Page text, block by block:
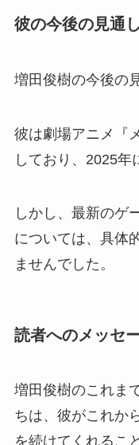
彼の今後の見通し
増田俊樹の今後の
彼は劇場アニメ『
しており、2025年
しかし、最新のゲ
については、具体
ませんでした。
読者へのメッセ
増田俊樹のこれま
ちは、彼がこれか
を続けてくれるこ